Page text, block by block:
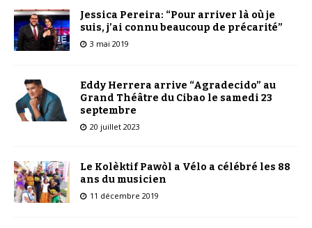
Jessica Pereira: “Pour arriver là où je
suis, j’ai connu beaucoup de précarité”
3 mai 2019
Eddy Herrera arrive “Agradecido” au
Grand Théâtre du Cibao le samedi 23
septembre
20 juillet 2023
Le Kolèktif Pawòl a Vélo a célébré les 88
ans du musicien
11 décembre 2019